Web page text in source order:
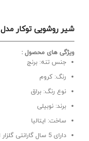
شیر روشویی توکار مدل ACQUERELLI
ویژگی های محصول :
جنس تنه: برنج
رنگ: کروم
نوع رنگ: براق
برند: نوبیلی
ساخت: ایتالیا
دارای 5 سال گارانتی گلزار اتصال